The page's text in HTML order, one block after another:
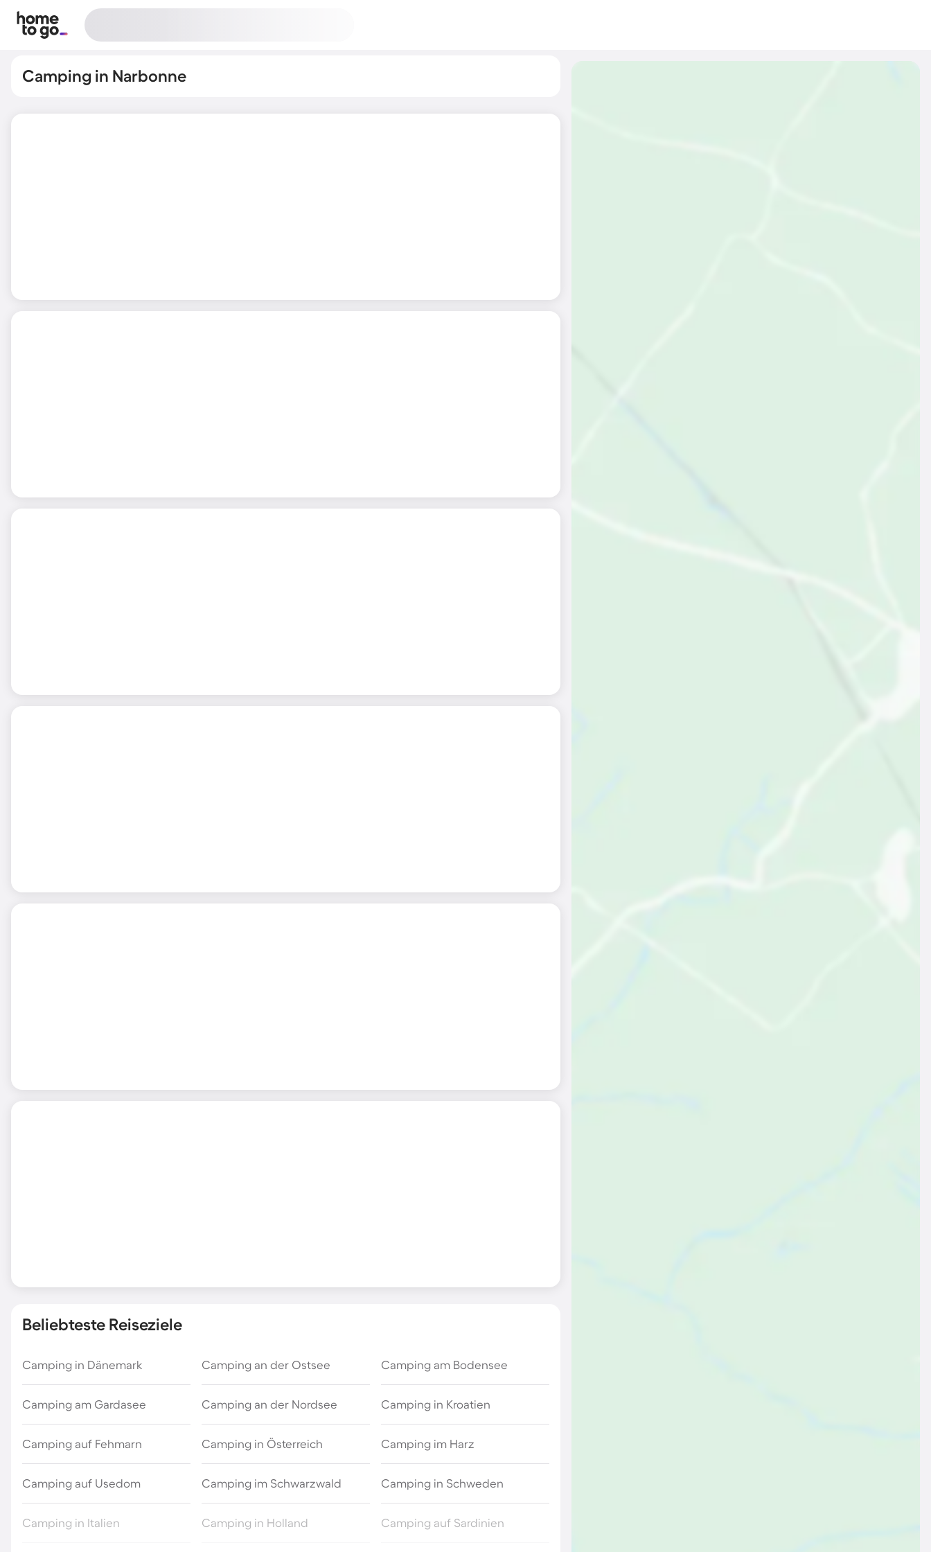
Camping in Narbonne
Beliebteste Reiseziele
Camping in Dänemark Camping an der Ostsee Camping am Bodensee
Camping am Gardasee Camping an der Nordsee Camping in Kroatien
Camping auf Fehmarn Camping in Österreich Camping im Harz
Camping auf Usedom Camping im Schwarzwald Camping in Schweden
Camping in Italien Camping in Holland Camping auf Sardinien